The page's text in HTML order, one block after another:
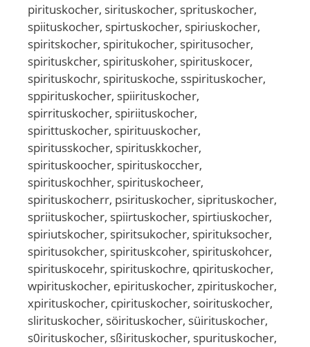
pirituskocher, sirituskocher, sprituskocher,
spiituskocher, spirtuskocher, spiriuskocher,
spiritskocher, spiritukocher, spiritusocher,
spirituskcher, spirituskoher, spirituskocer,
spirituskochr, spirituskoche, sspirituskocher,
sppirituskocher, spiirituskocher,
spirrituskocher, spiriituskocher,
spirittuskocher, spirituuskocher,
spiritusskocher, spirituskkocher,
spirituskoocher, spirituskoccher,
spirituskochher, spirituskocheer,
spirituskocherr, psirituskocher, siprituskocher,
spriituskocher, spiirtuskocher, spirtiuskocher,
spiriutskocher, spiritsukocher, spirituksocher,
spiritusokcher, spirituskcoher, spirituskohcer,
spirituskocehr, spirituskochre, qpirituskocher,
wpirituskocher, epirituskocher, zpirituskocher,
xpirituskocher, cpirituskocher, soirituskocher,
slirituskocher, söirituskocher, süirituskocher,
s0irituskocher, sßirituskocher, spurituskocher,